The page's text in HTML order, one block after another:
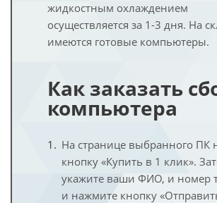
жидкостным охлаждением
осуществляется за 1-3 дня. На
имеются готовые компьютеры.
Как заказать
компьютера
На странице выбранного ПК
кнопку «Купить в 1 клик».
укажите ваши ФИО, и номер
и нажмите кнопку